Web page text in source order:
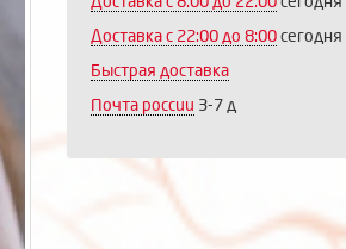
Доставка с 22:00 до 8:00 сегодня
Быстрая доставка
Почта россии 3-7 д